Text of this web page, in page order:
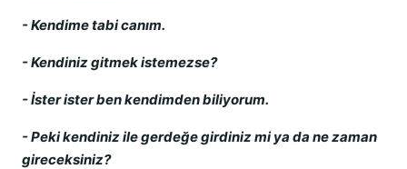
- Kendime tabi canım.
- Kendiniz gitmek istemezse?
- İster ister ben kendimden biliyorum.
- Peki kendiniz ile gerdeğe girdiniz mi ya da ne zaman
gireceksiniz?